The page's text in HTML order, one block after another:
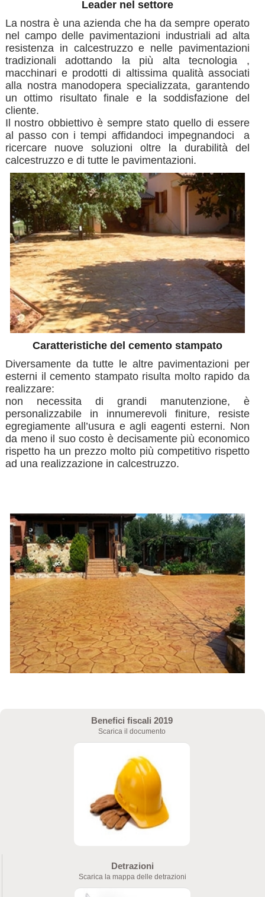
Leader nel settore
La nostra è una azienda che ha da sempre operato
nel campo delle pavimentazioni industriali ad alta
resistenza in calcestruzzo e nelle pavimentazioni
tradizionali adottando la più alta tecnologia ,
macchinari e prodotti di altissima qualità associati
alla nostra manodopera specializzata, garantendo
un ottimo risultato finale e la soddisfazione del
cliente.
Il nostro obbiettivo è sempre stato quello di essere
al passo con i tempi affidandoci impegnandoci a
ricercare nuove soluzioni oltre la durabilità del
calcestruzzo e di tutte le pavimentazioni.
Caratteristiche del cemento stampato
Diversamente da tutte le altre pavimentazioni per
esterni il cemento stampato risulta molto rapido da
realizzare:
non necessita di grandi manutenzione, è
personalizzabile in innumerevoli finiture, resiste
egregiamente all’usura e agli eagenti esterni. Non
da meno il suo costo è decisamente più economico
rispetto ha un prezzo molto più competitivo rispetto
ad una realizzazione in calcestruzzo.
Benefici fiscali 2019
Scarica il documento
Detrazioni
Scarica la mappa delle detrazioni